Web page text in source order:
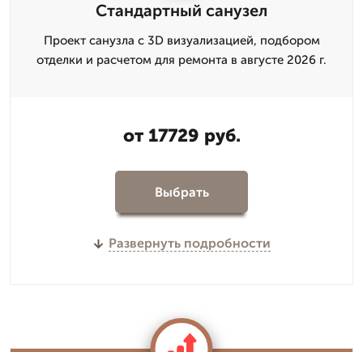
Стандартный санузел
Проект санузла с 3D визуализацией, подбором
отделки и расчетом для ремонта в августе 2026 г.
от 17729 руб.
Выбрать
Развернуть подробности